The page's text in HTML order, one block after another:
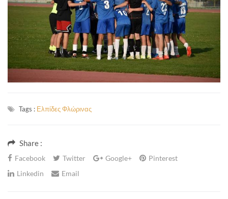
Tags : Ελπίδες Φλώρινας
Share :
Facebook Twitter Google+
Pinterest
Linkedin
Email